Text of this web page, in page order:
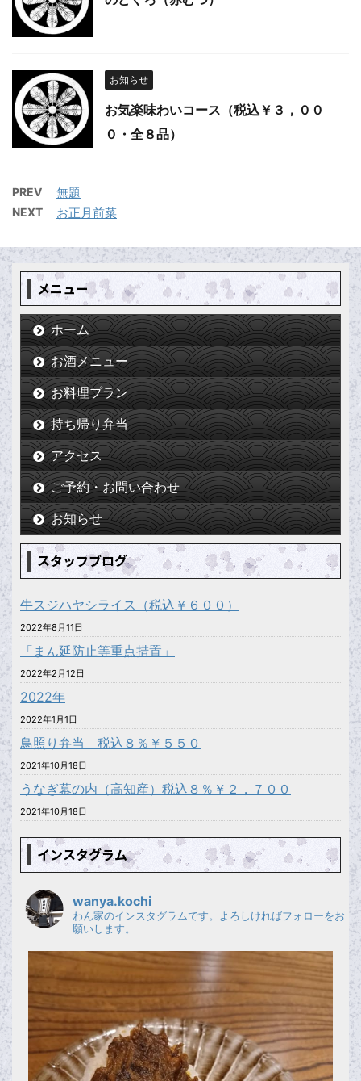
お知らせ
お気楽味わいコース（税込￥３，００
０・全８品）
PREV 無題
NEXT お正月前菜
メニュー
ホーム
お酒メニュー
お料理プラン
持ち帰り弁当
アクセス
ご予約・お問い合わせ
お知らせ
スタッフブログ
牛スジハヤシライス（税込￥６００）
2022年8月11日
「まん延防止等重点措置」
2022年2月12日
2022年
2022年1月1日
鳥照り弁当 税込８％￥５５０
2021年10月18日
うなぎ幕の内（高知産）税込８％￥２，７００
2021年10月18日
インスタグラム
wanya.kochi
わん家のインスタグラムです。よろしければフォローをお
願いします。